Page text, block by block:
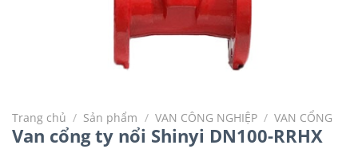
Trang chủ / Sản phẩm / VAN CÔNG NGHIỆP / VAN CỔNG
Van cổng ty nổi Shinyi DN100-RRHX